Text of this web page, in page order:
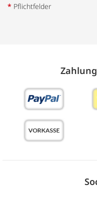
* Pflichtfelder